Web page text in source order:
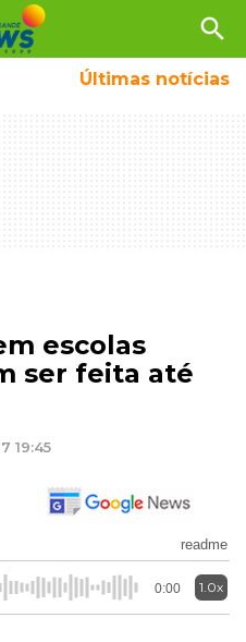
search
Últimas notícias
escolas
ser feita até
19:45
readme
0:00 1.0x